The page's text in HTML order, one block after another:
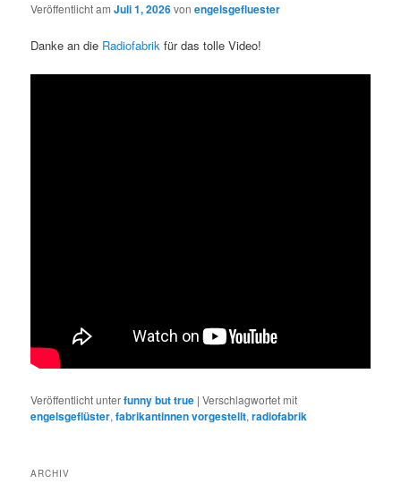
Veröffentlicht amJuli 1, 2026vonengelsgefluester
Danke an die Radiofabrik für das tolle Video!
Veröffentlicht unterfunny but true |Verschlagwortet mit
engelsgeflüster,fabrikantinnen vorgestellt,radiofabrik
ARCHIV